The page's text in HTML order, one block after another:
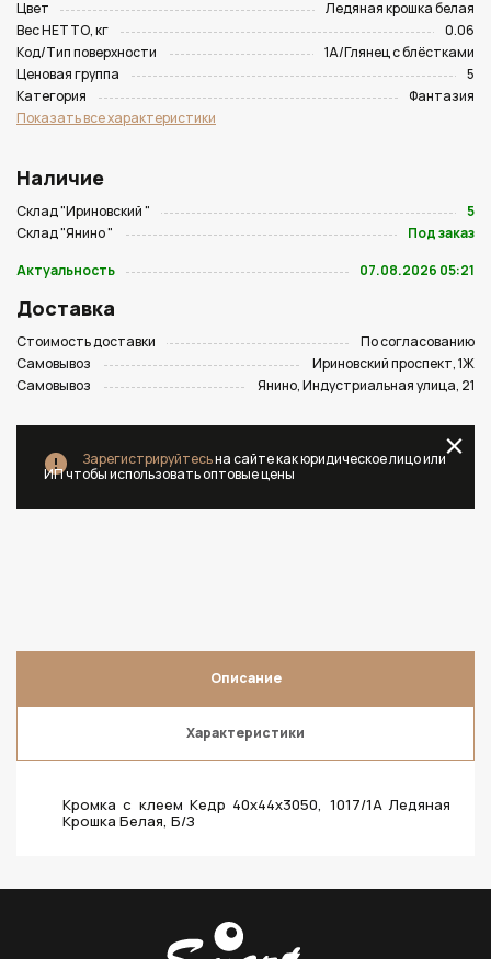
Цвет
Ледяная крошка белая
Вес НЕТТО, кг
0.06
Код/Тип поверхности
1A/Глянец с блёстками
Ценовая группа
5
Категория
Фантазия
Показать все характеристики
Наличие
Склад "Ириновский "
5
Склад "Янино "
Под заказ
Актуальность
07.08.2026 05:21
Доставка
Стоимость доставки
По согласованию
Самовывоз
Ириновский проспект, 1Ж
Самовывоз
Янино, Индустриальная улица, 21
Зарегистрируйтесьна сайте как юридическое лицо или
ИП чтобы использовать оптовые цены
Описание
Характеристики
Кромка с клеем Кедр 40х44х3050, 1017/1A Ледяная
Крошка Белая, Б/З